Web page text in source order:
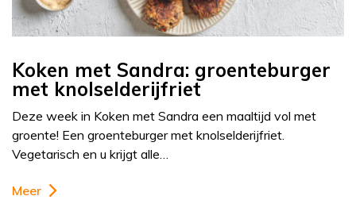
Koken met Sandra: groenteburger
met knolselderijfriet
Deze week in Koken met Sandra een maaltijd vol met
groente! Een groenteburger met knolselderijfriet.
Vegetarisch en u krijgt alle…
Meer